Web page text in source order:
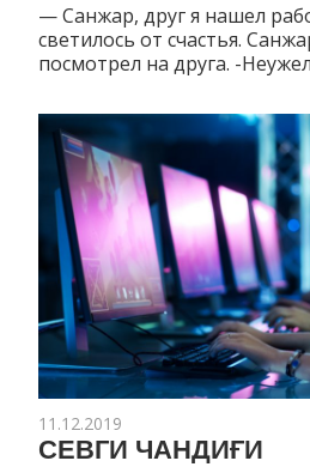
— Санжар, друг я нашел
светилось от счастья.
посмотрел на друга. -
11.12.2019
СЕВГИ ЧАНДИҒИ